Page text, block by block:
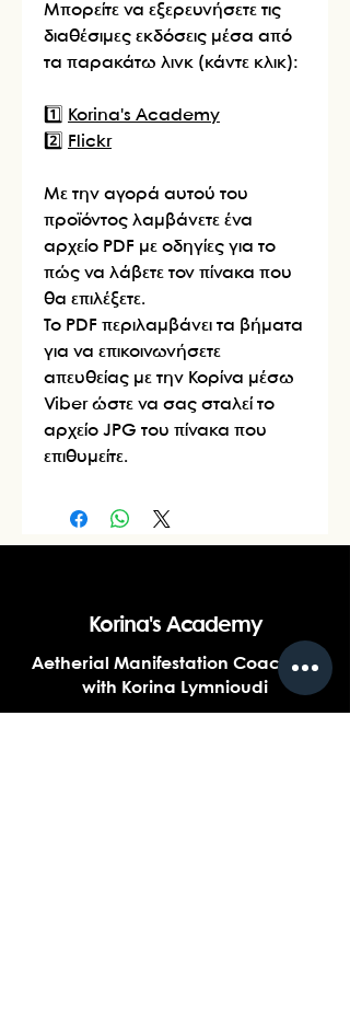
Μπορείτε να εξερευνήσετε τις
διαθέσιμες εκδόσεις μέσα από
τα παρακάτω λινκ (κάντε κλικ):
1️⃣
Korina's Academy
2️⃣
Flickr
Με την αγορά αυτού του
προϊόντος λαμβάνετε ένα
αρχείο PDF με οδηγίες για το
πώς να λάβετε τον πίνακα που
θα επιλέξετε.
Το PDF περιλαμβάνει τα βήματα
για να επικοινωνήσετε
απευθείας με την Κορίνα μέσω
Viber ώστε να σας σταλεί το
αρχείο JPG του πίνακα που
επιθυμείτε.
Korina's Academy
Aetherial Manifestation Coaching
with Korina Lymnioudi